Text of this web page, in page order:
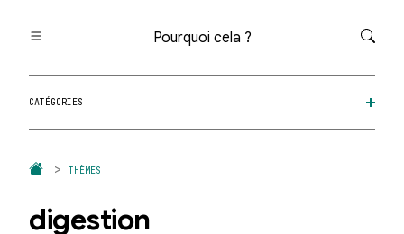
Pourquoi cela ?
Toutes les questions
Catégories
Question au hasard
CATÉGORIES
THÈMES
digestion